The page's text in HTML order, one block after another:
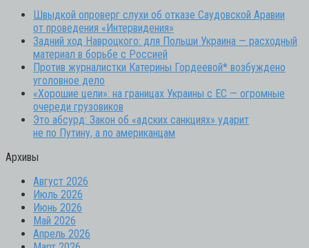
Швыдкой опроверг слухи об отказе Саудовской Аравии
от проведения «Интервидения»
Задний ход Навроцкого: для Польши Украина — расходный
материал в борьбе с Россией
Против журналистки Катерины Гордеевой* возбуждено
уголовное дело
«Хорошие цели»: на границах Украины с ЕС — огромные
очереди грузовиков
Это абсурд: Закон об «адских санкциях» ударит
не по Путину, а по американцам
Архивы
Август 2026
Июль 2026
Июнь 2026
Май 2026
Апрель 2026